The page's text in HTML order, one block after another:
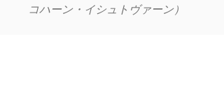
コハーン・イシュトヴァーン）